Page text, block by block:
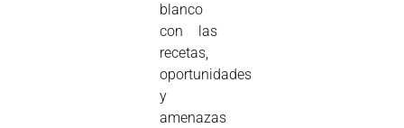
blanco
con las
recetas,
oportunidades
y
amenazas